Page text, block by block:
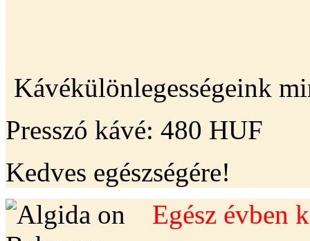
Kávékülönlegességeink
Presszó kávé: 480 HUF
Kedves egészségére!
Egész évben